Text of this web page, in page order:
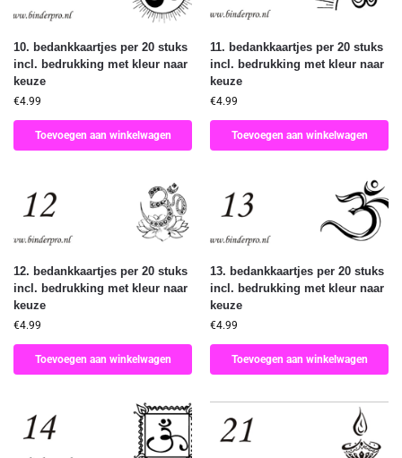
10. bedankkaartjes per 20 stuks
incl. bedrukking met kleur naar
keuze
€4.99
Toevoegen aan winkelwagen
11. bedankkaartjes per 20 stuks
incl. bedrukking met kleur naar
keuze
€4.99
Toevoegen aan winkelwagen
12. bedankkaartjes per 20 stuks
incl. bedrukking met kleur naar
keuze
€4.99
Toevoegen aan winkelwagen
13. bedankkaartjes per 20 stuks
incl. bedrukking met kleur naar
keuze
€4.99
Toevoegen aan winkelwagen